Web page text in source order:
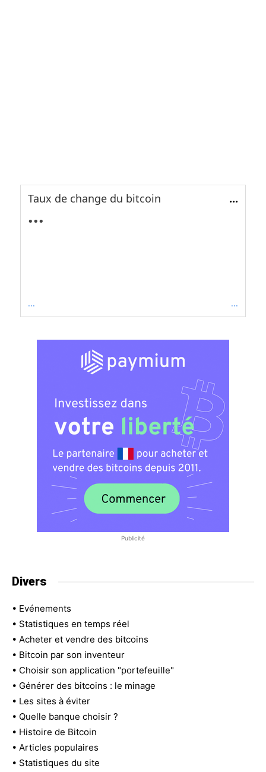
Taux de change du bitcoin ...
...
... ...
Publicité
Divers
• Evénements
• Statistiques en temps réel
• Acheter et vendre des bitcoins
• Bitcoin par son inventeur
• Choisir son application "portefeuille"
• Générer des bitcoins : le minage
• Les sites à éviter
• Quelle banque choisir ?
• Histoire de Bitcoin
• Articles populaires
• Statistiques du site